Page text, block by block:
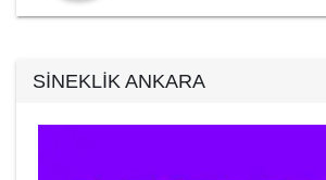
SİNEKLİK ANKARA